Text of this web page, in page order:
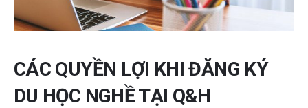
CÁC QUYỀN LỢI KHI ĐĂNG KÝ
DU HỌC NGHỀ TẠI Q&H